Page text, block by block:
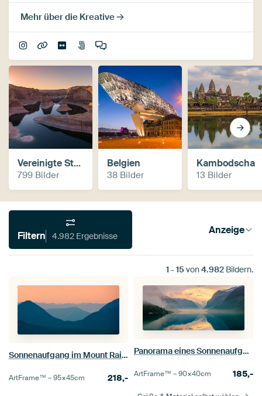
Mehr über die Kreative
Vereinigte Staaten
799 Bilder
Belgien
38 Bilder
Kambodscha
13 Bilder
Filtern 4.982 Ergebnisse Anzeige
1 - 15von4.982 Bildern.
Sonnenaufgang im Mount Rainier National Park, Bundesstaat Washington, Vereinigte Staaten
ArtFrame™ –95×45cm 218,-
Panorama eines Sonnenaufgangs am Lovatnet, Norwegen
ArtFrame™ –90×40cm 185,-